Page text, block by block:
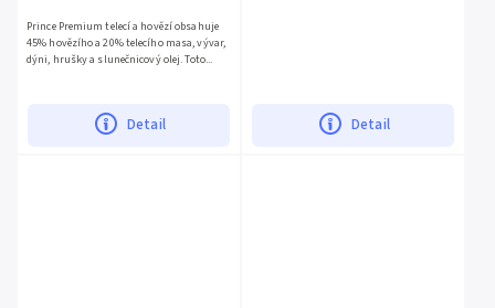
Detail
Prince Premium telecí a hovězí obsahuje
45% hovězího a 20% telecího masa, vývar,
dýni, hrušky a slunečnicový olej. Toto...
Detail